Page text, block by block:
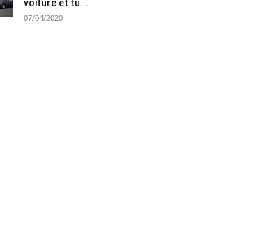
voiture et tu...
07/04/2020